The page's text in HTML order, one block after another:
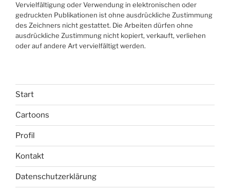
Vervielfältigung oder Verwendung in elektronischen oder
gedruckten Publikationen ist ohne ausdrückliche Zustimmung
des Zeichners nicht gestattet. Die Arbeiten dürfen ohne
ausdrückliche Zustimmung nicht kopiert, verkauft, verliehen
oder auf andere Art vervielfältigt werden.
Start
Cartoons
Profil
Kontakt
Datenschutzerklärung